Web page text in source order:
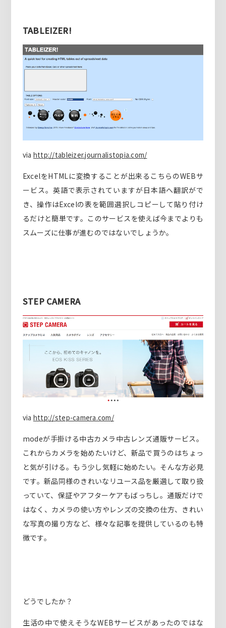
TABLEIZER!
via http://tableizer.journalistopia.com/
ExcelをHTMLに変換することが出来るこちらのWEBサ
ービス。英語で表示されていますが日本語へ翻訳がで
き、操作はExcelの表を範囲選択しコピーして貼り付け
るだけと簡単です。このサービスを使えば今までよりも
スムーズに仕事が進むのではないでしょうか。
STEP CAMERA
via http://step-camera.com/
modeが手掛ける中古カメラ中古レンズ通販サービス。
これからカメラを始めたいけど、新品で買うのはちょっ
と気が引ける。もう少し気軽に始めたい。そんな方必見
です。新品同様のきれいなリユース品を厳選して取り扱
っていて、保証やアフターケアもばっちし。通販だけで
はなく、カメラの使い方やレンズの交換の仕方、きれい
な写真の撮り方など、様々な記事を提供しているのも特
徴です。
どうでしたか？
生活の中で使えそうなWEBサービスがあったのではな